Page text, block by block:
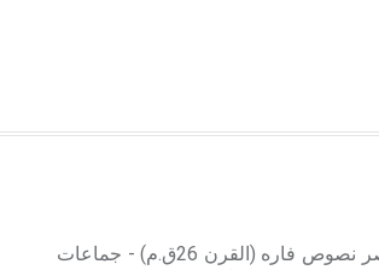
ذكرت المصادر الكتابية المسمارية السومرية - منذ عصر نصوص فاره (القرن 26ق.م) - جماعات